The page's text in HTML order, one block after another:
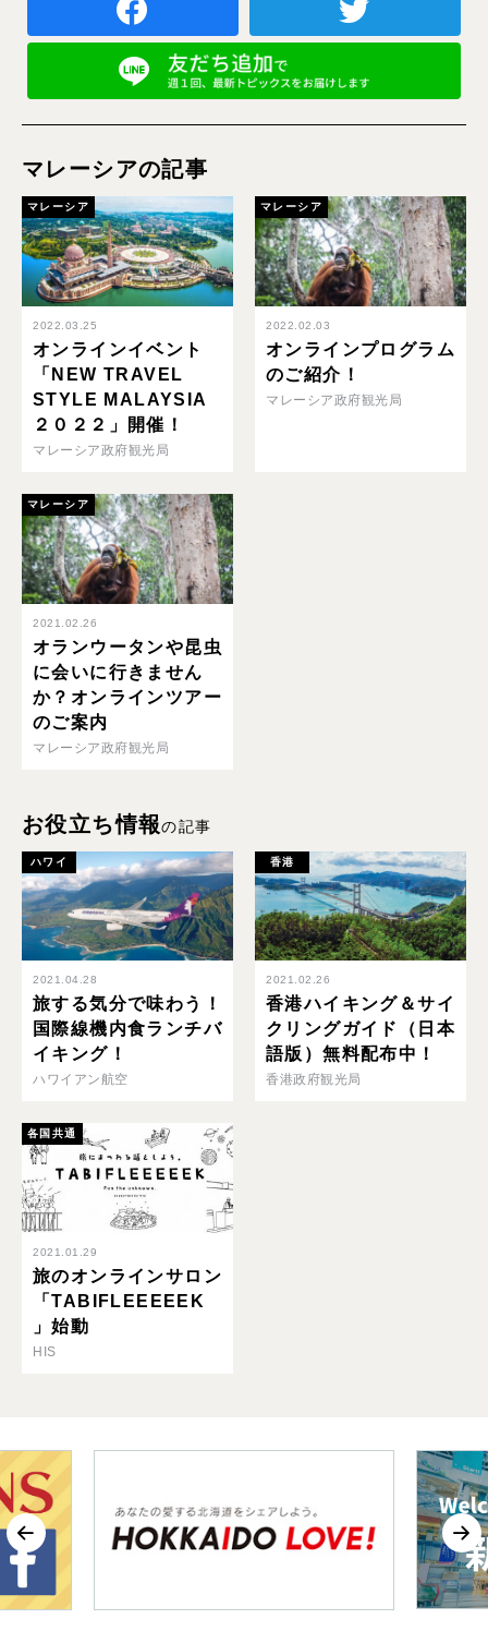
マレーシアの記事
マレーシア
2022.03.25
オンラインイベント
「NEW TRAVEL
STYLE MALAYSIA
２０２２」開催！
マレーシア政府観光局
マレーシア
2022.02.03
オンラインプログラム
のご紹介！
マレーシア政府観光局
マレーシア
2021.02.26
オランウータンや昆虫
に会いに行きません
か？オンラインツアー
のご案内
マレーシア政府観光局
お役立ち情報の記事
ハワイ
2021.04.28
旅する気分で味わう！
国際線機内食ランチバ
イキング！
ハワイアン航空
香港
2021.02.26
香港ハイキング＆サイ
クリングガイド（日本
語版）無料配布中！
香港政府観光局
各国共通
2021.01.29
旅のオンラインサロン
「TABIFLEEEEEK
」始動
HIS